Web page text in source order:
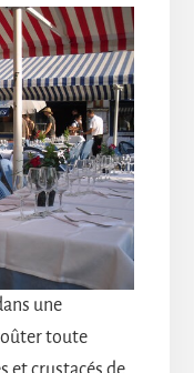
une
toute